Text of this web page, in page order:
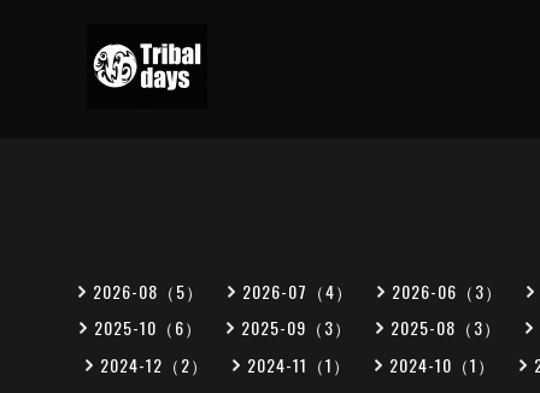
2026-08（5） 2026-07（4）
2026-06（3）
2025-10（6）
2025-09（3）
2025-08（3）
2024-12（2）
2024-11（1） 2024-10（1）